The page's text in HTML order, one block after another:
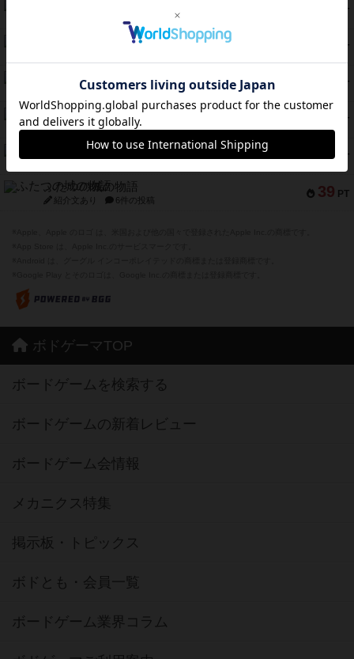
PT
PT
PT
Bitter End ブタペスト救出作戦
紹介文なし 1件の投稿
PT
ラピード
紹介文なし 1件の投稿
44 PT
ザ・フラッフィー・ライト
39 PT
ふたつの城の物語
紹介文あり 6件の投稿
ボドゲーマTOP
ボードゲームを検索する
ボードゲームの新着レビュー
ボードゲーム会情報
メカニクス特集
掲示板・トピックス
ボドとも・会員一覧
ボードゲーム業界コラム